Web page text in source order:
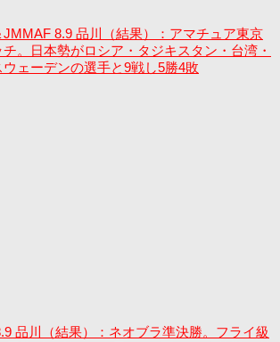
8.9 品川（結果）：アマチュア東京
。日本勢がロシア・タジキスタン・台湾・
ェーデンの選手と9戦し5勝4敗
品川（結果）：ネオブラ準決勝。フライ級